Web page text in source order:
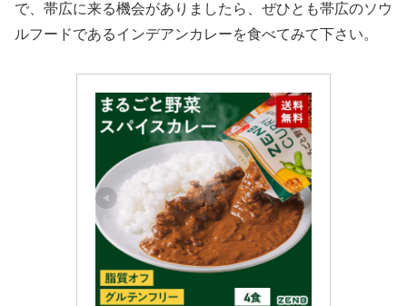
で、帯広に来る機会がありましたら、ぜひとも帯広のソウ
ルフードであるインデアンカレーを食べてみて下さい。